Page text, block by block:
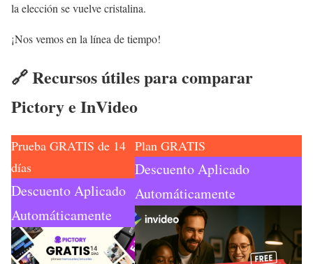
la elección se vuelve cristalina.
¡Nos vemos en la línea de tiempo!
🔗 Recursos útiles para comparar
Pictory e InVideo
Prueba GRATIS de 14
días
Descuento Aplicado
Automáticamente
Plan GRATIS
Descuento Aplicado
Automáticamente